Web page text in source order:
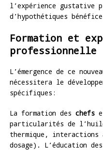
l’expérience gustative
d’hypothétiques
Formation et
professionnelle
L’émergence de ce
nécessitera le
spécifiques:
La formation des chefs
particularités de l’huile
thermique, interactions
dosage). L’éducation des